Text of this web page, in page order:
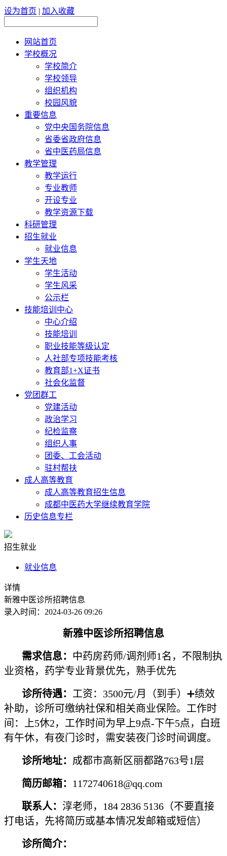
设为首页 | 加入收藏
网站首页
学校概况
学校简介
学校领导
组织机构
校园风貌
重要信息
党中央国务院信息
省委省政府信息
省中医药局信息
教学管理
教学运行
专业教师
开设专业
教学资源下载
科研管理
招生就业
就业信息
学生天地
学生活动
学生风采
公示栏
技能培训中心
中心介绍
技能培训
职业技能等级认定
人社部专项技能考核
教育部1+X证书
社会化监督
党团群工
党建活动
政治学习
纪检监察
组织人事
团委、工会活动
驻村帮扶
成人高等教育
成人高等教育招生信息
成都中医药大学继续教育学院
历史信息专栏
招生就业
就业信息
详情
新雅中医诊所招聘信息
录入时间：2024-03-26 09:26
新雅中医诊所招聘信息
需求信息： 中药房药师/调剂师1名，不限制执
业资格，药学专业背景优先，熟手优先
诊所待遇： 工资：3500元/月（到手）➕绩效
补助，诊所可缴纳社保和相关商业保险。工作时
间：上5休2，工作时间为早上9点-下午5点，白班
有午休，有夜门诊时，需安装夜门诊时间调度。
诊所地址： 成都市高新区丽都路763号1层
简历邮箱： 1172740618@qq.com
联系人： 淳老师，184 2836 5136（不要直接
打电话，先将简历或基本情况发邮箱或短信）
诊所简介：